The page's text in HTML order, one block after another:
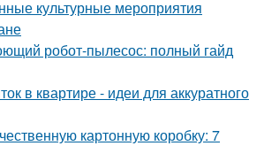
культурные мероприятия
робот-пылесос: полный гайд
в квартире - идеи для аккуратного
картонную коробку: 7